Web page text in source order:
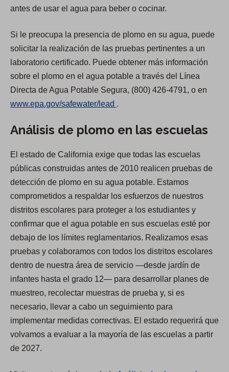
antes de usar el agua para beber o cocinar.
Si le preocupa la presencia de plomo en su agua, puede
solicitar la realización de las pruebas pertinentes a un
laboratorio certificado. Puede obtener más información
sobre el plomo en el agua potable a través del Línea
Directa de Agua Potable Segura, (800) 426-4791, o en
www.epa.gov/safewater/lead
p
n
s
i
n
a
n
e
w
t
a
b
)
.
Análisis de plomo en las escuelas
El estado de California exige que todas las escuelas
públicas construidas antes de 2010 realicen pruebas de
detección de plomo en su agua potable. Estamos
comprometidos a respaldar los esfuerzos de nuestros
distritos escolares para proteger a los estudiantes y
confirmar que el agua potable en sus escuelas esté por
debajo de los límites reglamentarios. Realizamos esas
pruebas y colaboramos con todos los distritos escolares
dentro de nuestra área de servicio —desde jardín de
infantes hasta el grado 12— para desarrollar planes de
muestreo, recolectar muestras de prueba y, si es
necesario, llevar a cabo un seguimiento para
implementar medidas correctivas. El estado requerirá que
volvamos a evaluar a la mayoría de las escuelas a partir
de 2027.